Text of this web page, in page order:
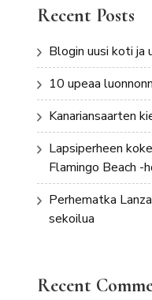
Recent Posts
Blogin uusi koti ja
10 upeaa
Kanariansaarten
Lapsiperheen
Flamingo Beach
Perhematka
sekoilua
Recent